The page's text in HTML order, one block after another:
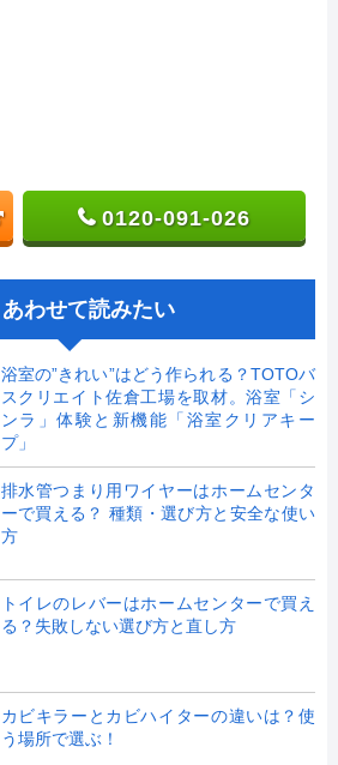
0120-091-026
あわせて読みたい
浴室の”きれい”はどう作られる？TOTOバ
スクリエイト佐倉工場を取材。浴室「シ
ンラ」体験と新機能「浴室クリアキー
プ」
排水管つまり用ワイヤーはホームセンタ
ーで買える？ 種類・選び方と安全な使い
方
トイレのレバーはホームセンターで買え
る？失敗しない選び方と直し方
カビキラーとカビハイターの違いは？使
う場所で選ぶ！